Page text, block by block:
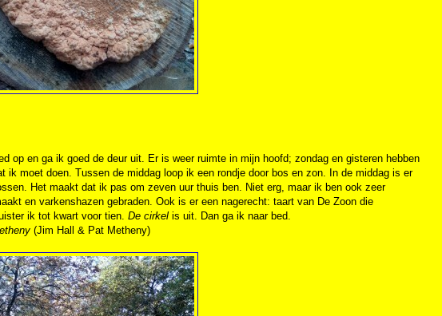
op en ga ik goed de deur uit. Er is weer ruimte in mijn hoofd; zondag en gisteren hebben
ik moet doen. Tussen de middag loop ik een rondje door bos en zon. In de middag is er
Het maakt dat ik pas om zeven uur thuis ben. Niet erg, maar ik ben ook zeer
en varkenshazen gebraden. Ook is er een nagerecht: taart van De Zoon die
ik tot kwart voor tien. De cirkel is uit. Dan ga ik naar bed.
(Jim Hall & Pat Metheny)